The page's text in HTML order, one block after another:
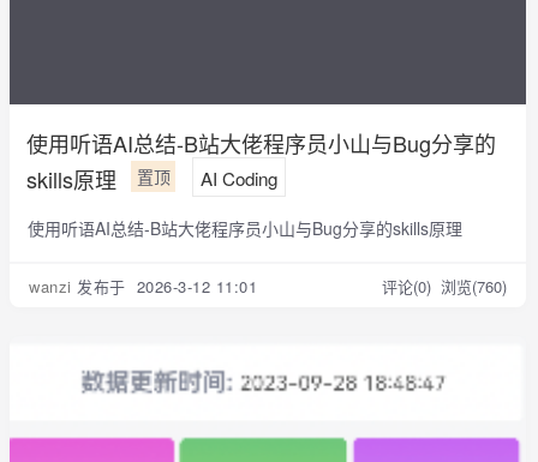
使用听语AI总结-B站大佬程序员小山与Bug分享的
skills原理
置顶 AI Coding
使用听语AI总结-B站大佬程序员小山与Bug分享的skills原理
wanzi 发布于 2026-3-12 11:01 评论(0) 浏览(760)